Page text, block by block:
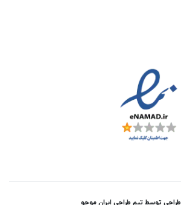
طراحی توسط تیم طراحی ایران موجو